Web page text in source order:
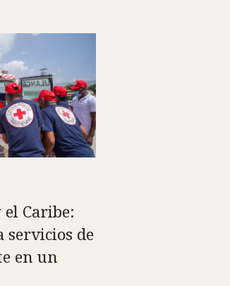
Caribe:
servicios de
en un